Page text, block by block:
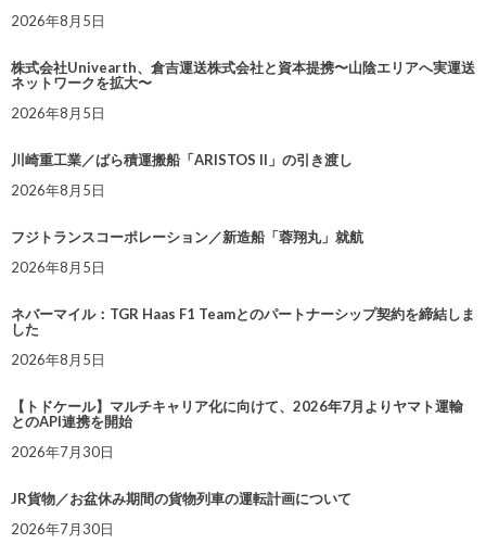
2026年8月5日
株式会社Univearth、倉吉運送株式会社と資本提携〜山陰エリアへ実運送
ネットワークを拡大〜
2026年8月5日
川崎重工業／ばら積運搬船「ARISTOS II」の引き渡し
2026年8月5日
フジトランスコーポレーション／新造船「蓉翔丸」就航
2026年8月5日
ネバーマイル：TGR Haas F1 Teamとのパートナーシップ契約を締結しま
した
2026年8月5日
【トドケール】マルチキャリア化に向けて、2026年7月よりヤマト運輸
とのAPI連携を開始
2026年7月30日
JR貨物／お盆休み期間の貨物列車の運転計画について
2026年7月30日